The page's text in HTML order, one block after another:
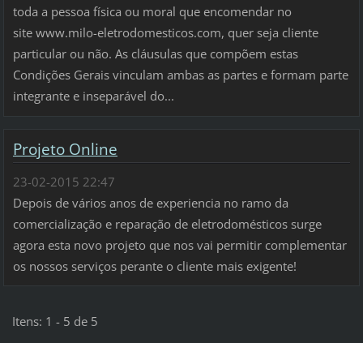
toda a pessoa física ou moral que encomendar no
site www.milo-eletrodomesticos.com, quer seja cliente
particular ou não. As cláusulas que compõem estas
Condições Gerais vinculam ambas as partes e formam parte
integrante e inseparável do...
Projeto Online
23-02-2015 22:47
Depois de vários anos de experiencia no ramo da
comercialização e reparação de eletrodomésticos surge
agora esta novo projeto que nos vai permitir complementar
os nossos serviços perante o cliente mais exigente!
Itens: 1 - 5 de 5